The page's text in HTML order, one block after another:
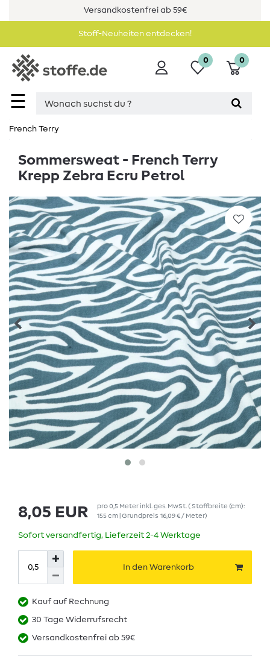
Versandkostenfrei ab 59€
Stoff-Neuheiten entdecken!
☰
0 0
French Terry
Sommersweat - French Terry
Krepp Zebra Ecru Petrol
8,05 EUR pro0,5 Meter inkl. ges. MwSt.( Stoffbreite (cm):
155 cm | Grundpreis 16,09 € / Meter)
Sofort versandfertig, Lieferzeit 2-4 Werktage
In den Warenkorb
Kauf auf Rechnung
30 Tage Widerrufsrecht
Versandkostenfrei ab 59€